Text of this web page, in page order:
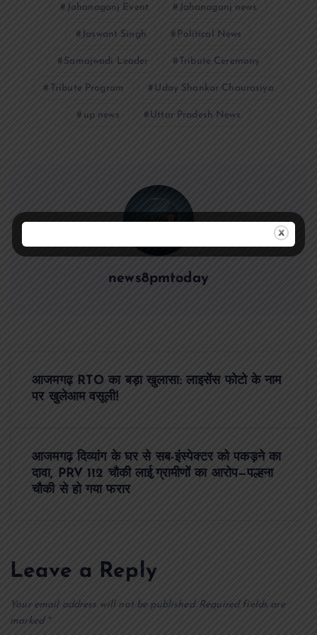
Jahanaganj Event Jahanaganj news
Jaswant Singh Political News
Samajwadi Leader Tribute Ceremony
Tribute Program Uday Shankar Chaurasiya
up news Uttar Pradesh News
news8pmtoday
v
i
आजमगढ़ RTO का बड़ा खुलासा: लाइसेंस फोटो के नाम
पर खुलेआम वसूली!
आजमगढ़ दिव्यांग के घर से सब-इंस्पेक्टर को पकड़ने का
दावा, PRV 112 चौकी लाई,ग्रामीणों का आरोप—पल्हना
चौकी से हो गया फरार
Leave a Reply
Your email address will not be published. Required fields are
marked *